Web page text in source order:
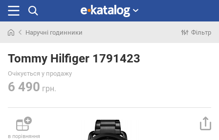
раніше
Наручні годинники Фільтр
Tommy Hilfiger 1791423
Очікується у продажу
6 490 грн.
в порівняння